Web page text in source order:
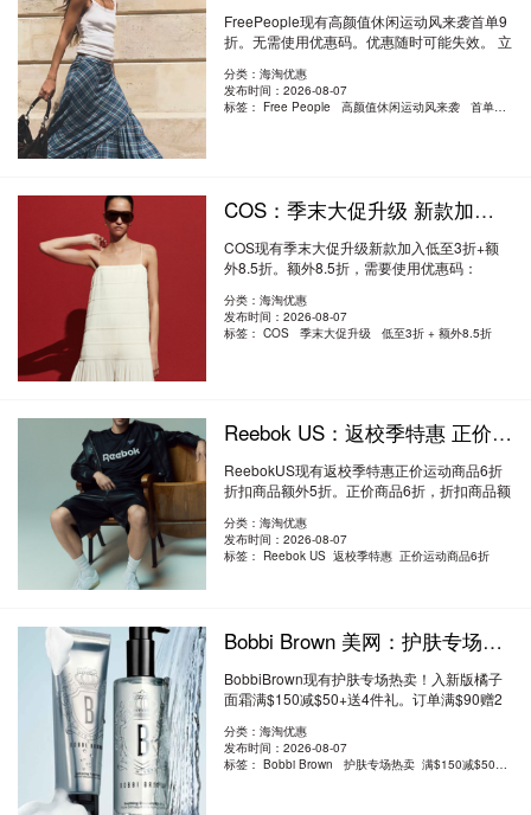
FreePeople现有高颜值休闲运动风来袭首单9
折。无需使用优惠码。优惠随时可能失效。 立
分类：海淘优惠
发布时间：2026-08-07
标签：Free People 高颜值休闲运动风来袭 首单9折
COS：季末大促升级 新款加入 低至3折 + 额外8.5折
COS现有季末大促升级新款加入低至3折+额
外8.5折。额外8.5折，需要使用优惠码：
分类：海淘优惠
发布时间：2026-08-07
标签：COS 季末大促升级 低至3折 + 额外8.5折
Reebok US：返校季特惠 正价运动商品6折 折扣商品额外5折
ReebokUS现有返校季特惠正价运动商品6折
折扣商品额外5折。正价商品6折，折扣商品额
分类：海淘优惠
发布时间：2026-08-07
标签： Reebok US 返校季特惠 正价运动商品6折
Bobbi Brown 美网：护肤专场热卖！入新版橘子面霜 满$150减$50+满送4件礼
BobbiBrown现有护肤专场热卖！入新版橘子
面霜满$150减$50+送4件礼。订单满$90赠2
分类：海淘优惠
发布时间：2026-08-07
标签：Bobbi Brown 护肤专场热卖 满$150减$50+送4件礼